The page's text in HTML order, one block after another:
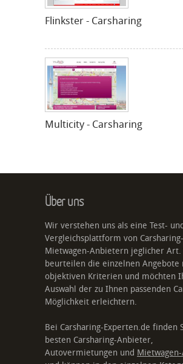
Flinkster - Carsharing
Multicity - Carsharing
Über uns
Wir verstehen uns als eine Test- und
Vergleichsplattform von
Mietwagen-Anbietern jeglicher
beurteilen die einzelnen Angebote
objektiven Kriterien und möchten
Auswahl der zu Ihnen passenden
Möglichkeit erleichtern.
Bei Carsharing-Experten.de finden
besten Carsharing-Anbieter,
Autovermietungen und